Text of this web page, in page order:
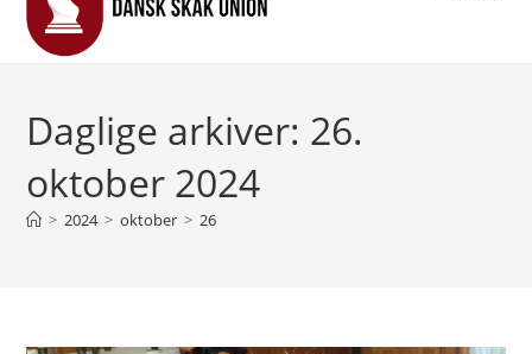
Daglige arkiver: 26.
oktober 2024
> 2024 > oktober > 26